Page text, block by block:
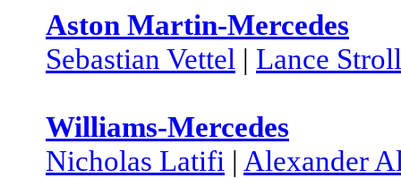
Aston Martin-Mercedes
Sebastian Vettel | Lance Stroll
Williams-Mercedes
Nicholas Latifi | Alexander